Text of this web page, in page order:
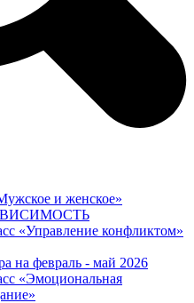
и женское»
«Управление конфликтом»
на февраль - май 2026
«Эмоциональная